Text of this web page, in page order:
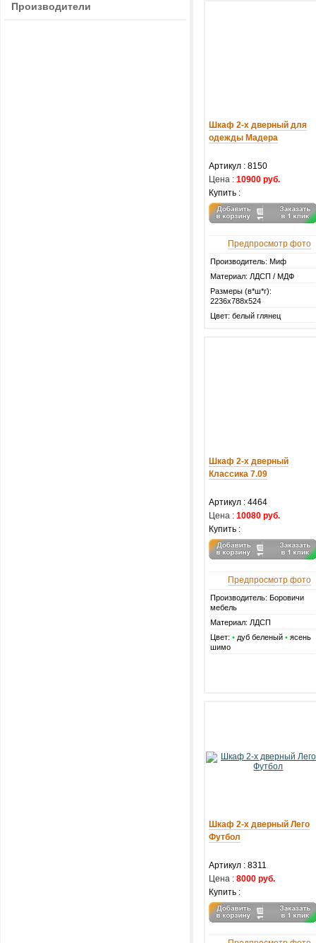
Производители
Шкаф 2-х дверный для
одежды Мадера
Артикул : 8150
Цена : 10900 руб.
Купить :
Предпросмотр фото
Производитель: Миф
Материал: ЛДСП / МДФ
Размеры (в*ш*г):
2236х788х524
Цвет: белый глянец
Шкаф 2-х дверный
Классика 7.09
Артикул : 4464
Цена : 10080 руб.
Купить :
Предпросмотр фото
Производитель: Боровичи
мебель
Материал: ЛДСП
Цвет: • дуб беленый • ясень
шимо
Шкаф 2-х дверный Лего
Футбол
Артикул : 8311
Цена : 8000 руб.
Купить :